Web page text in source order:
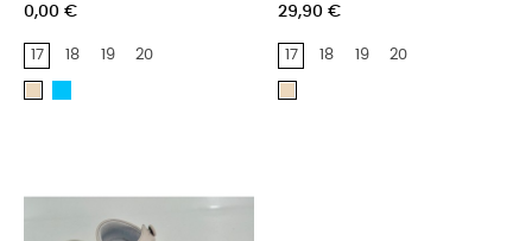
0,00 €
17 18 19 20
29,90 €
17 18 19 20